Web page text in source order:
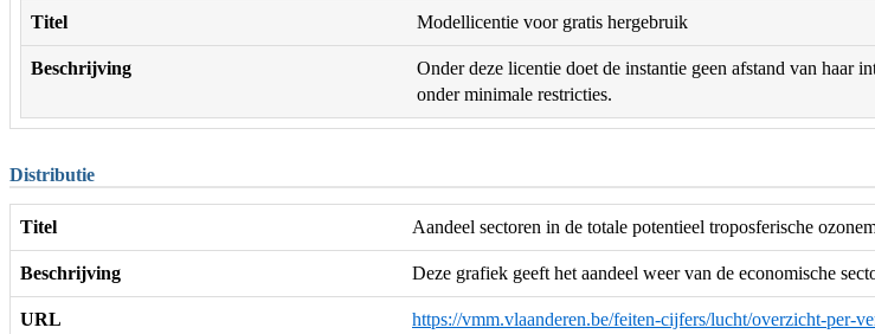
Titel Modellicentie voor gratis hergebruik
Beschrijving
Onder deze licentie doet de instantie geen afstand van haar
onder minimale restricties.
Distributie
Titel Aandeel sectoren in de totale potentieel troposferische
Beschrijving Deze grafiek geeft het aandeel weer van de economische
URL
https://vmm.vlaanderen.be/feiten-cijfers/lucht/overzicht-per-